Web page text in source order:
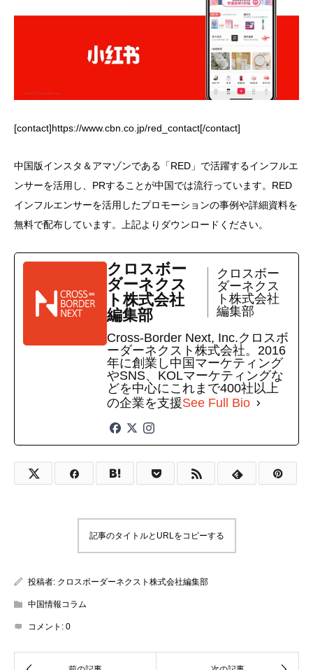
[contact]https://www.cbn.co.jp/red_contact[/contact]
中国版インスタ＆アマゾンである「RED」で活躍するインフルエ
ンサーを活用し、PRすることが中国では流行っています。RED
インフルエンサーを活用したプロモーションの事例や詳細資料を
無料で配布しています。上記よりダウンロードください。
クロスボー
ダーネクス
ト株式会社
編集部
クロスボー
ダーネクス
ト株式会社
編集部
Cross-Border Next, Inc.クロスボ
ーダーネクスト株式会社。2016
年に創業し中国マーケティング
やSNS、KOLマーケティングな
どを中心にこれまで400社以上
の企業を支援See Full Bio
記事のタイトルとURLをコピーする
投稿者: クロスボーダーネクスト株式会社編集部
中国情報コラム
コメント: 0